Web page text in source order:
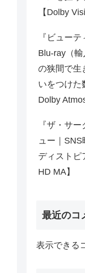
【Dolby
『ビュー
Blu-ray（
の狭間で生
いをつけた
Dolby Atmos
『ザ・サ
ュー｜
ディストピ
HD MA】
最近のコ
表示できる